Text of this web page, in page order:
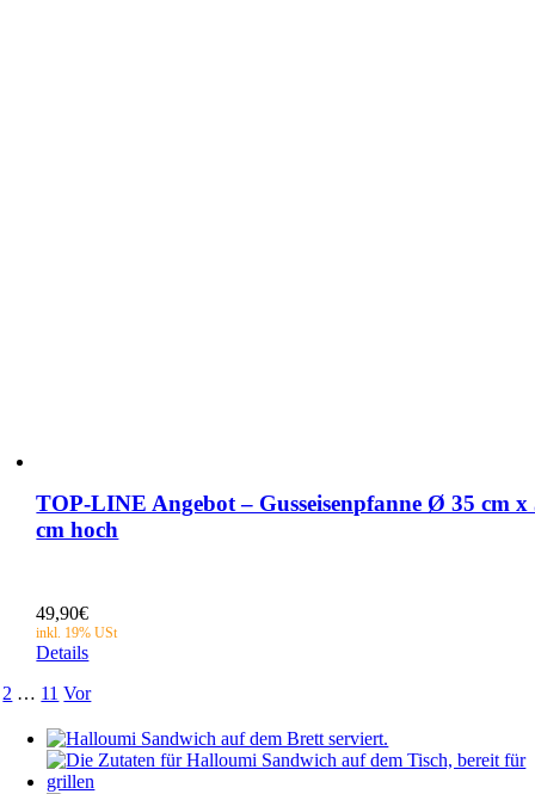
TOP-LINE Angebot – Gusseisenpfanne Ø 35 cm x
cm hoch
49,90€
Details
2 … 11 Vor